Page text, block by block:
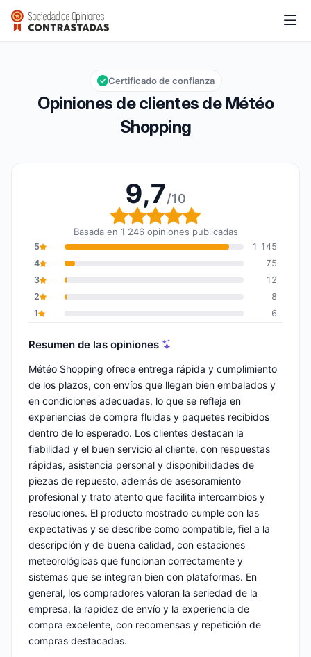
Météo Shopping
Calificación global: 9,7 de 10
9,7/10
Opiniones de clientes de Météo
Shopping
Certificado de confianza
9,7/10
Calificación global: 9,7
Basada en 1 246 opiniones publicadas
5
1 145
4
75
3
12
2
8
1
6
Resumen de las opiniones
Météo Shopping ofrece entrega rápida y cumplimiento
de los plazos, con envíos que llegan bien embalados y
en condiciones adecuadas, lo que se refleja en
experiencias de compra fluidas y paquetes recibidos
dentro de lo esperado. Los clientes destacan la
fiabilidad y el buen servicio al cliente, con respuestas
rápidas, asistencia personal y disponibilidades de
piezas de repuesto, además de asesoramiento
profesional y trato atento que facilita intercambios y
resoluciones. El producto mostrado cumple con las
expectativas y se describe como compatible, fiel a la
descripción y de buena calidad, con estaciones
meteorológicas que funcionan correctamente y
sistemas que se integran bien con plataformas. En
general, los compradores valoran la seriedad de la
empresa, la rapidez de envío y la experiencia de
compra excelente, con recomensas y repetición de
compras destacadas.